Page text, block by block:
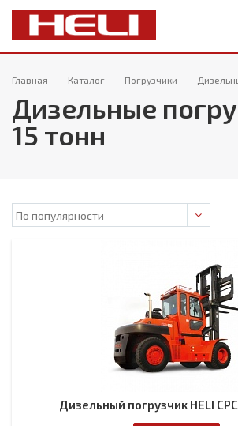
Главная Каталог Погрузчики
Дизельные
15 тонн
Дизельный погрузчик HELI